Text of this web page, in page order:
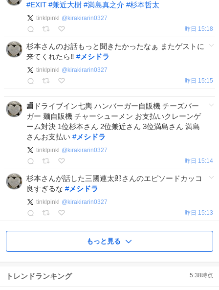
#EXIT #兼近大樹 #満島真之介 #杉本哲太
tinklpinkl @ kirakirarin0327
昨日 15:18
杉本さんのお話もっと聞きたかったなぁ またゲストに
来てくれたら‼︎ #メシドラ
tinklpinkl @ kirakirarin0327
昨日 15:15
🏬ドライブイン七輿 ハンバーガー自販機 チーズバー
ガー 麺自販機 チャーシューメン お支払いクレーンゲ
ーム対決 1位杉本さん 2位兼近さん 3位満島さん 満島
さんお支払い #メシドラ
tinklpinkl @ kirakirarin0327
昨日 15:14
杉本さんが話した三國連太郎さんのエピソードカッコ
良すぎるな #メシドラ
tinklpinkl @ kirakirarin0327
昨日 15:13
もっと見る
トレンドランキング 5:38時点